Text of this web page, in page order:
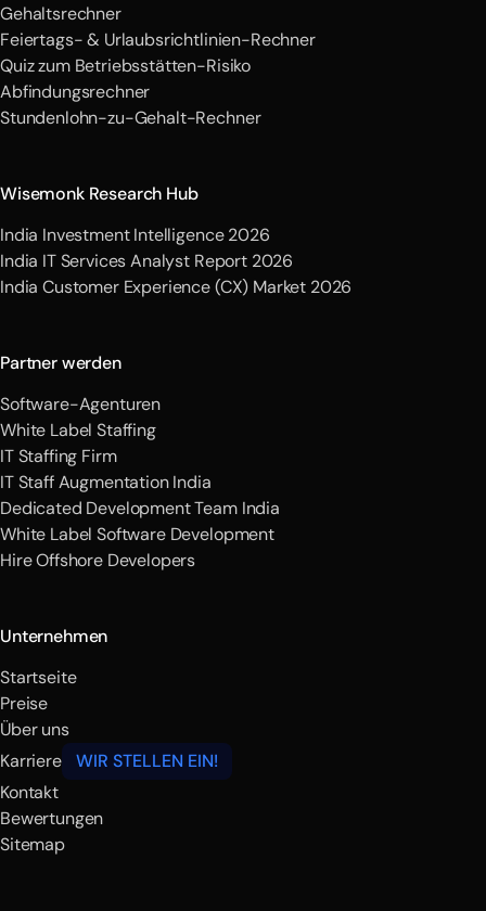
Gehaltsrechner
Feiertags- & Urlaubsrichtlinien-Rechner
Quiz zum Betriebsstätten-Risiko
Abfindungsrechner
Stundenlohn-zu-Gehalt-Rechner
Wisemonk Research Hub
India Investment Intelligence 2026
India IT Services Analyst Report 2026
India Customer Experience (CX) Market 2026
Partner werden
Software-Agenturen
White Label Staffing
IT Staffing Firm
IT Staff Augmentation India
Dedicated Development Team India
White Label Software Development
Hire Offshore Developers
Unternehmen
Startseite
Preise
Über uns
Karriere
WIR STELLEN EIN!
Kontakt
Bewertungen
Sitemap